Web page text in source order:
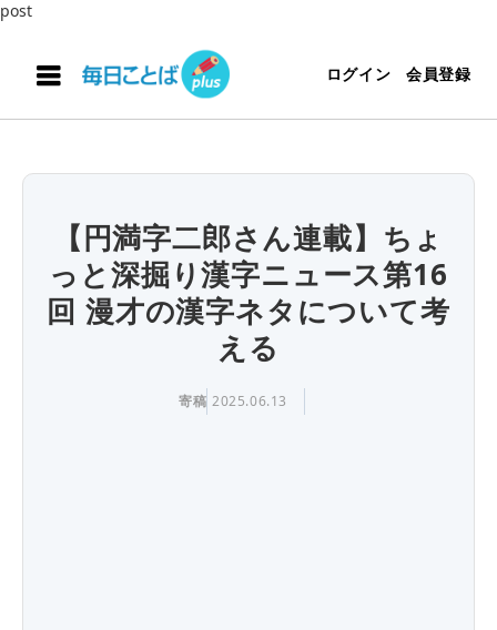
post
ログイン 会員登録
【円満字二郎さん連載】ちょ
っと深掘り漢字ニュース第16
回 漫才の漢字ネタについて考
える
寄稿 2025.06.13